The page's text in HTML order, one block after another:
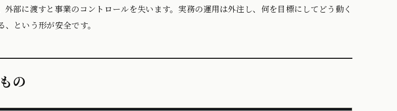
外部に渡すと事業のコントロールを失います。実務の運用は外注し、何を目標にしてどう動く
という形が安全です。
の